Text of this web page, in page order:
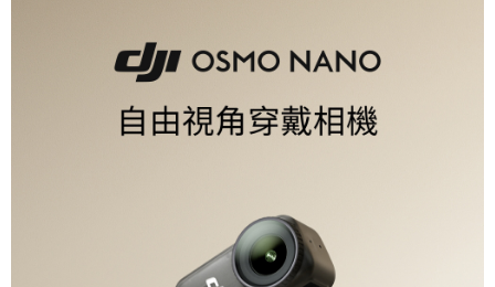
１．透過由恩沛科技股份有限公司提供之「AFTEE先享後付」服務完成之交
易，需依本服務之必要範圍內提供個人資料，並將交易相關給付款項請求債
權轉讓予恩沛科技股份有限公司。
https://aftee.tw/terms/#terms3
３．未成年的使用者請事先徵得法定代理人或監護人之同意方可使用
時審查核予不同之上限額度；若仍有額度不足之情形，本公司將視審查結果
５．嚴禁一人註冊多個帳號或使用他人資訊註冊。若發現惡意使用之情形，
恩沛科技股份有限公司將有權停止該用戶之使用額度並採取法律行動。